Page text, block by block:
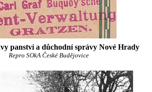
panství a důchodní správy Nové Hrady
Repro SOkA České Budějovice